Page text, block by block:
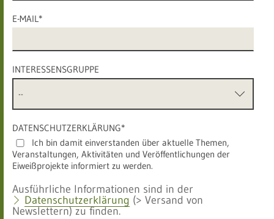
E-MAIL*
INTERESSENSGRUPPE
DATENSCHUTZERKLÄRUNG*
Ich bin damit einverstanden über aktuelle Themen,
Veranstaltungen, Aktivitäten und Veröffentlichungen der
Eiweißprojekte informiert zu werden.
Ausführliche Informationen sind in der
Datenschutzerklärung (> Versand von
Newslettern) zu finden.